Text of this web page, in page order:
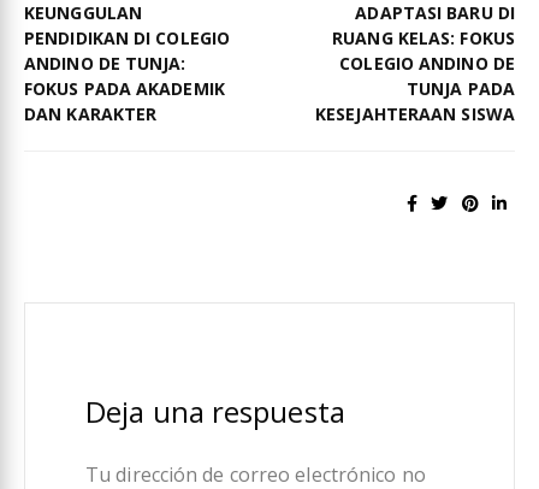
KEUNGGULAN
PENDIDIKAN DI COLEGIO
ANDINO DE TUNJA:
FOKUS PADA AKADEMIK
DAN KARAKTER
ADAPTASI BARU DI
RUANG KELAS: FOKUS
COLEGIO ANDINO DE
TUNJA PADA
KESEJAHTERAAN SISWA
Deja una respuesta
Tu dirección de correo electrónico no